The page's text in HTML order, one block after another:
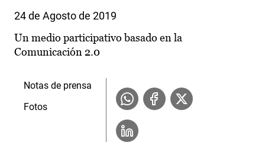
24 de Agosto de 2019
Un medio participativo basado en la
Comunicación 2.0
Notas de prensa
Fotos